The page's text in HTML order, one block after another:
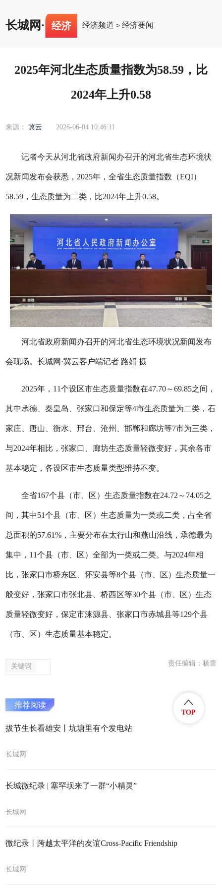
长城网· 经济 经济频道 >经济要闻
2025年河北生态质量指数为58.59，比
2024年上升0.58
来源：冀云 2026-06-04 10:46:11
记者今天从河北省政府新闻办召开的河北省生态环境状
况新闻发布会获悉，2025年，全省生态质量指数（EQI）
58.59，生态质量为二类，比2024年上升0.58。
河北省政府新闻办召开的河北省生态环境状况新闻发布
会现场。长城网·冀云客户端记者 路娟 摄
2025年，11个设区市生态质量指数在47.70～69.85之间，
其中承德、秦皇岛、张家口和保定等4市生态质量为二类，石
家庄、唐山、衡水、邢台、沧州、邯郸和廊坊等7市为三类，
与2024年相比，张家口、廊坊生态质量轻微变好，其余各市
基本稳定，各设区市生态质量类型维持不变。
全省167个县（市、区）生态质量指数在24.72～74.05之
间，其中51个县（市、区）生态质量为一类或二类，占全省
总面积的57.61%，主要分布在太行山和燕山沿线，承德最为
集中，11个县（市、区）全部为一类或二类。与2024年相
比，张家口市桥东区、怀安县等8个县（市、区）生态质量一
般变好，张家口市张北县、桥西区等30个县（市、区）生态
质量轻微变好，保定市涞源县、张家口市赤城县等129个县
（市、区）生态质量基本稳定。
关键词 责任编辑：杨蕾
推荐阅读
拔节生长看雄安丨坑塘里有个发电站
长城网
长城微纪录 | 塞罕坝来了一群“小精灵”
长城网
微纪录丨跨越太平洋的友谊Cross-Pacific Friendship
长城网
TOP